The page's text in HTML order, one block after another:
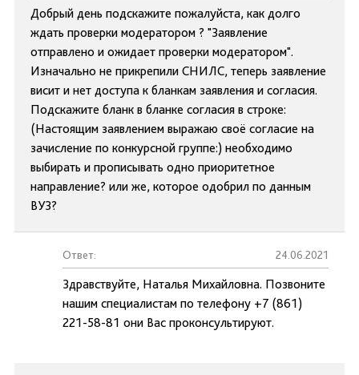
Добрый день подскажите пожалуйста, как долго
ждать проверки модератором ? "Заявление
отправлено и ожидает проверки модератором".
Изначально не прикрепили СНИЛС, теперь заявление
висит и нет доступа к бланкам заявления и согласия.
Подскажите бланк в бланке согласия в строке:
(Настоящим заявлением выражаю своё согласие на
зачисление по конкурсной группе:) необходимо
выбирать и прописывать одно приоритетное
направление? или же, которое одобрил по данным
ВУЗ?
Ответ: 24.06.2021
Здравствуйте, Наталья Михайловна. Позвоните
нашим специалистам по телефону +7 (861)
221-58-81 они Вас проконсультируют.